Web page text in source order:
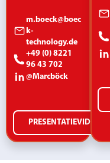
m.boeck@boec
k-
technology.de
+49 (0) 8221
96 43 702
@Marcböck
PRESENTATIEVIDEO